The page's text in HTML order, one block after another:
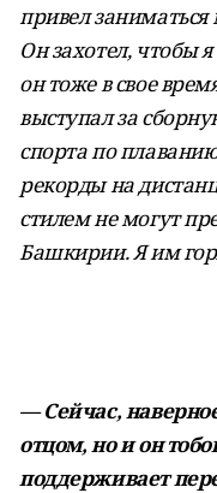
привел
Он захотел, чтобы
он тоже в свое
выступал за
спорта по
рекорды на
стилем не могут
Башкирии. Я им
— Сейчас,
отцом, но и он
поддерживает